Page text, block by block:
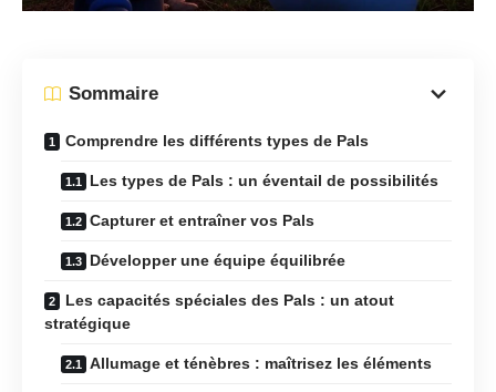
Sommaire
Comprendre les différents types de Pals
Les types de Pals : un éventail de possibilités
Capturer et entraîner vos Pals
Développer une équipe équilibrée
Les capacités spéciales des Pals : un atout
stratégique
Allumage et ténèbres : maîtrisez les éléments